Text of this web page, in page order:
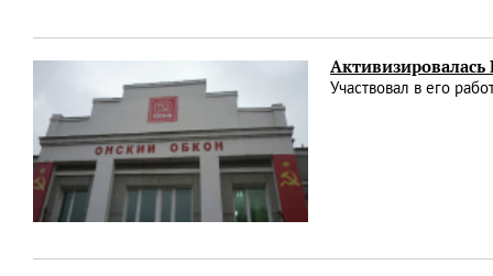
Активизировалась
Участвовал в его